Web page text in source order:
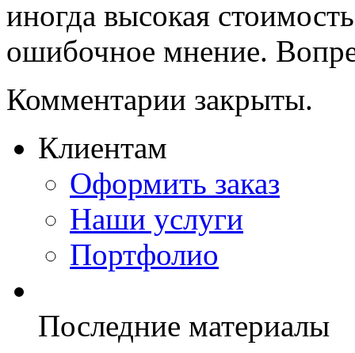
иногда высокая
ошибочное мнение.
Комментарии закрыты.
Клиентам
Оформить заказ
Наши услуги
Портфолио
Последние материалы